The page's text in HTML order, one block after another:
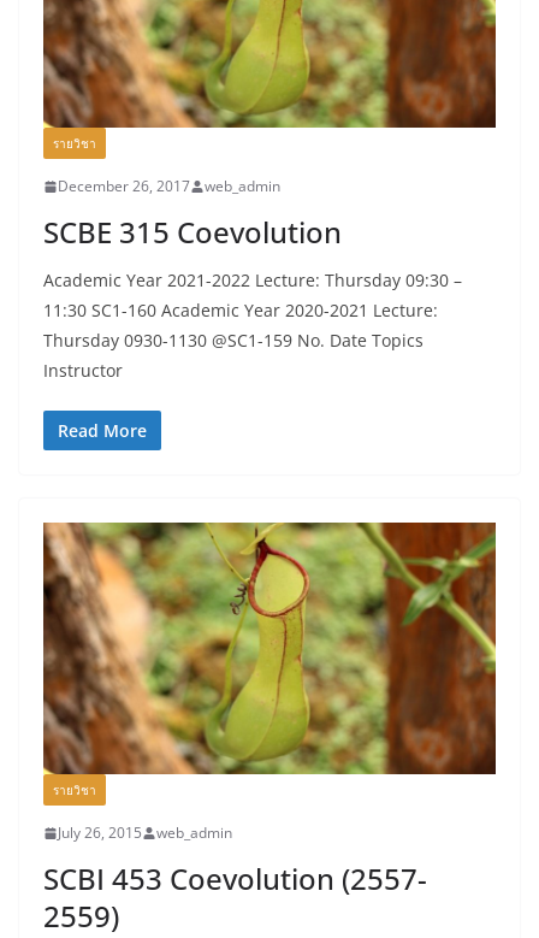
รายวิชา
December 26, 2017 web_admin
SCBE 315 Coevolution
Academic Year 2021-2022 Lecture: Thursday 09:30 –
11:30 SC1-160 Academic Year 2020-2021 Lecture:
Thursday 0930-1130 @SC1-159 No. Date Topics
Instructor
Read More
รายวิชา
July 26, 2015 web_admin
SCBI 453 Coevolution (2557-
2559)